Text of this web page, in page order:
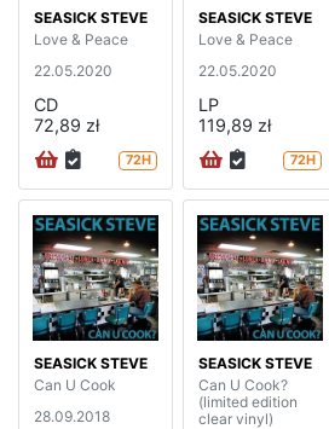
SEASICK STEVE
Love & Peace
22.05.2020
CD
72,89 zł
72H
SEASICK STEVE
Love & Peace
22.05.2020
LP
119,89 zł
72H
SEASICK STEVE
Can U Cook
28.09.2018
SEASICK STEVE
Can U Cook?
(limited edition
clear vinyl)